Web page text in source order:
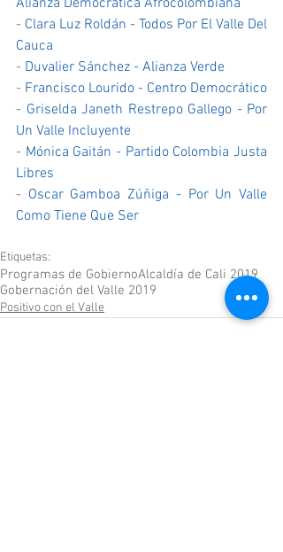
Alianza Democrática Afrocolombiana
- Clara Luz Roldán - Todos Por El Valle Del
Cauca
- Duvalier Sánchez - Alianza Verde
- Francisco Lourido - Centro Democrático
- Griselda Janeth Restrepo Gallego - Por
Un Valle Incluyente
- Mónica Gaitán - Partido Colombia Justa
Libres
- Oscar Gamboa Zúñiga - Por Un Valle
Como Tiene Que Ser
Etiquetas:
Programas de GobiernoAlcaldía de Cali 2019
Gobernación del Valle 2019
Positivo con el Valle